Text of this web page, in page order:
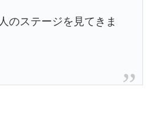
のステージを見てきま